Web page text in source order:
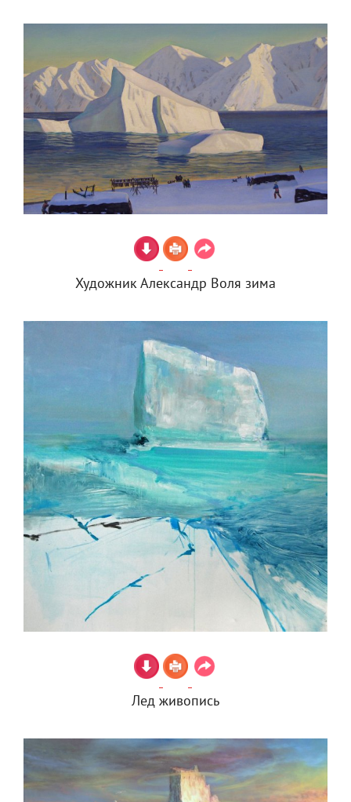
Художник Александр Воля зима
Лед живопись